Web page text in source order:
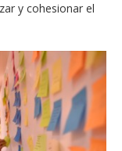
y cohesionar el